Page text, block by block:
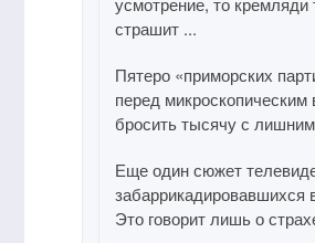
страшит ...
Пятеро «приморских
перед
бросить тысячу с
Еще один сюжет
забаррикадировавшихся
Это говорит лишь о